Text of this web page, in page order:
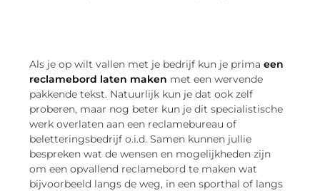
Als je op wilt vallen met je bedrijf kun je primaeen
reclamebord laten maken met een wervende
pakkende tekst. Natuurlijk kun je dat ook zelf
proberen, maar nog beter kun je dit specialistische
werk overlaten aan een reclamebureau of
beletteringsbedrijf o.i.d. Samen kunnen jullie
bespreken wat de wensen en mogelijkheden zijn
om een opvallend reclamebord te maken wat
bijvoorbeeld langs de weg, in een sporthal of langs